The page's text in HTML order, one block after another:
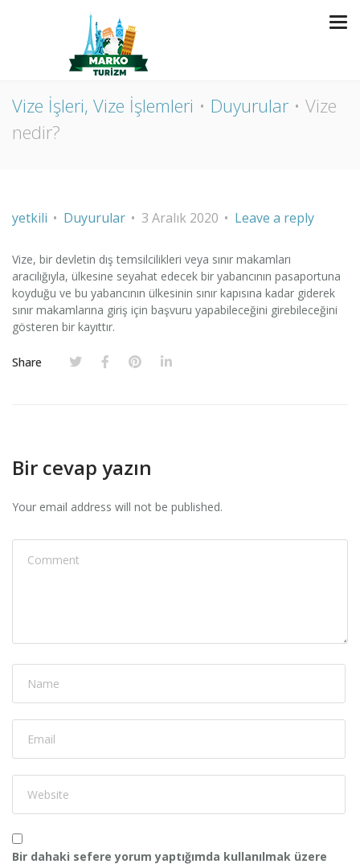
VIZE NEDIR?
Vize İşleri, Vize İşlemleri Duyurular
Vize
nedir?
yetkili Duyurular 3 Aralık 2020 Leave a reply
Vize, bir devletin dış temsilcilikleri veya sınır makamları
aracılığıyla, ülkesine seyahat edecek bir yabancının pasaportuna
koyduğu ve bu yabancının ülkesinin sınır kapısına kadar giderek
sınır makamlarına giriş için başvuru yapabileceğini girebileceğini
gösteren bir kayıttır.
Share
Bir cevap yazın
Your email address will not be published.
Bir dahaki sefere yorum yaptığımda kullanılmak üzere